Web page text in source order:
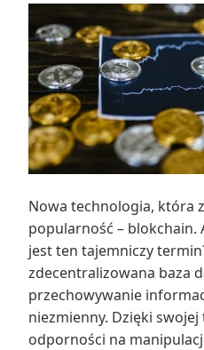
Nowa technologia, która
popularność – blokchain.
jest ten tajemniczy
zdecentralizowana baza
przechowywanie
niezmienny. Dzięki
odporności na